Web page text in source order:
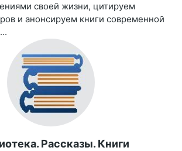
своей жизни, цитируем
и анонсируем книги современной
Рассказы. Книги